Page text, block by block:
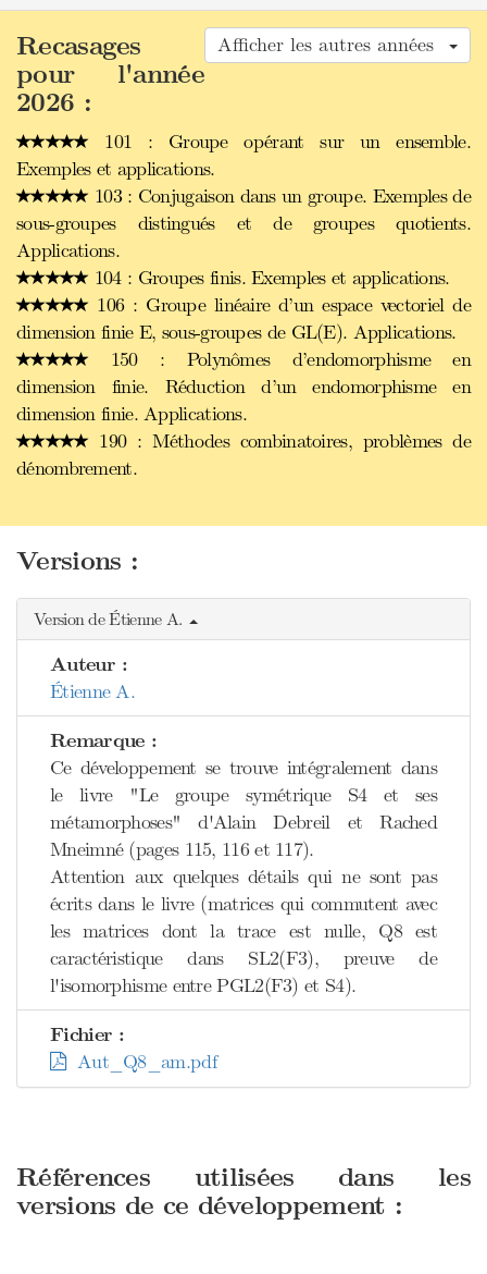
Afficher les autres années
Recasages
pour l'année
2026 :
101 : Groupe opérant sur un ensemble.
Exemples et applications.
103 : Conjugaison dans un groupe. Exemples de
sous-groupes distingués et de groupes quotients.
Applications.
104 : Groupes finis. Exemples et applications.
106 : Groupe linéaire d’un espace vectoriel de
dimension finie E, sous-groupes de GL(E). Applications.
150 : Polynômes d’endomorphisme en
dimension finie. Réduction d’un endomorphisme en
dimension finie. Applications.
190 : Méthodes combinatoires, problèmes de
dénombrement.
Versions :
Version de Étienne A.
Auteur :
Étienne A.
Remarque :
Ce développement se trouve intégralement dans
le livre "Le groupe symétrique S4 et ses
métamorphoses" d'Alain Debreil et Rached
Mneimné (pages 115, 116 et 117).
Attention aux quelques détails qui ne sont pas
écrits dans le livre (matrices qui commutent avec
les matrices dont la trace est nulle, Q8 est
caractéristique dans SL2(F3), preuve de
l'isomorphisme entre PGL2(F3) et S4).
Fichier :
Aut_Q8_am.pdf
Références utilisées dans les
versions de ce développement :